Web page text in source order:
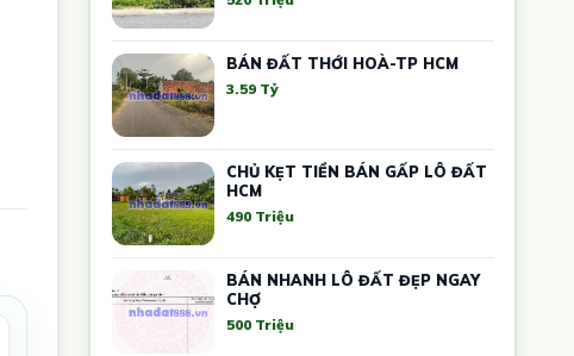
BÁN ĐẤT THỚI HOÀ-TP HCM
3.59 Tỷ
CHỦ KẸT TIỀN BÁN GẤP LÔ ĐẤT
HCM
490 Triệu
BÁN NHANH LÔ ĐẤT ĐẸP NGAY
CHỢ
500 Triệu